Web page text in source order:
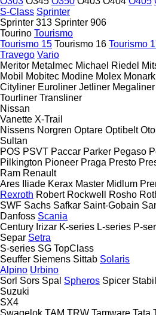
S-Class Sprinter
Sprinter 313 Sprinter 906
Tourino Tourismo
Tourismo 15 Tourismo 16 Tourismo
Travego Vario
Meritor Metalmec Michael Riedel
Mobil
Mobitec Modine Molex Monark
Cityliner Euroliner Jetliner Megaliner
Tourliner Transliner
Nissan
Vanette X-Trail
Nissens Norgren Optare Optibelt
Sultan
POS PSVT Paccar Parker Pegaso
Pilkington Pioneer Praga Presto
Ram Renault
Ares
Iliade Kerax Master Midlum
Rexroth Robert Rockwell Rosho
SWF Sachs Safkar Saint-Gobain
Danfoss Scania
Century Irizar K-series L-series P-
Separ Setra
S-series SG TopClass
Seuffer Siemens Sittab Solaris
Alpino Urbino
Sorl Sors Spal Spheros Spicer
Suzuki
SX4
Swagelok TAM TRW Tamware Tata